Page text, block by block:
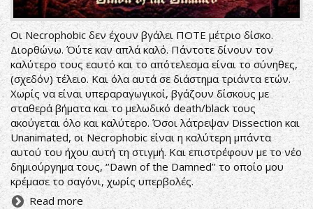
Οι Necrophobic δεν έχουν βγάλει ΠΟΤΕ μέτριο δίσκο.
Διορθώνω. Όύτε καν απλά καλό. Πάντοτε δίνουν τον
καλύτερο τους εαυτό και το απότελεσμα είναι το σύνηθες,
(σχεδόν) τέλειο. Και όλα αυτά σε διάστημα τριάντα ετών.
Χωρίς να είναι υπεραραγωγικοί, βγάζουν δίσκους με
σταθερά βήματα και το μελωδικό death/black τους
ακούγεται όλο και καλύτερο. Όσοι λάτρεψαν Dissection και
Unanimated, οι Necrophobic είναι η καλύτερη μπάντα
αυτού του ήχου αυτή τη στιγμή. Και επιστρέφουν με το νέο
δημιούργημα τους, ‘’Dawn of the Damned’’ το οποίο μου
κρέμασε το σαγόνι, χωρίς υπερβολές.
Read more